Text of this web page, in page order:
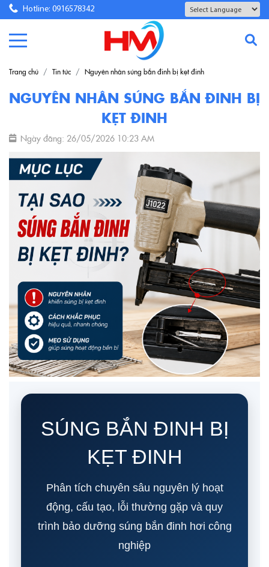
Hotline: 0916578342
Trang chủ Tin tức Nguyên nhân súng bắn đinh bị kẹt đinh
NGUYÊN NHÂN SÚNG BẮN ĐINH BỊ
KẸT ĐINH
Ngày đăng: 26/05/2026 10:23 AM
SÚNG BẮN ĐINH BỊ
KẸT ĐINH
Phân tích chuyên sâu nguyên lý hoạt
động, cấu tạo, lỗi thường gặp và quy
trình bảo dưỡng súng bắn đinh hơi công
nghiệp